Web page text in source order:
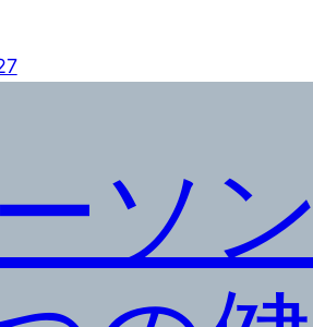
ソ